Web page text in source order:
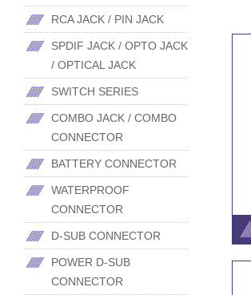
RCA JACK / PIN JACK
SPDIF JACK / OPTO JACK
/ OPTICAL JACK
SWITCH SERIES
COMBO JACK / COMBO
CONNECTOR
BATTERY CONNECTOR
WATERPROOF
CONNECTOR
D-SUB CONNECTOR
POWER D-SUB
CONNECTOR